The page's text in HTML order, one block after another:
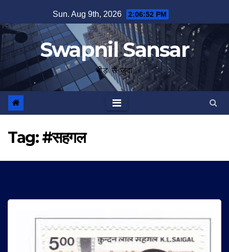
to
content
Sun. Aug 9th, 2026 2:06:52 PM
Swapnil Sansar
भीड़ से जुदा
Tag:#सहगल